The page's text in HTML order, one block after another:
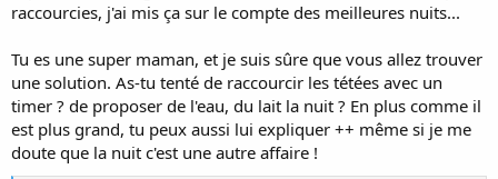
raccourcies, j'ai mis ça sur le compte des meilleures nuits...
Tu es une super maman, et je suis sûre que vous allez trouver
une solution. As-tu tenté de raccourcir les tétées avec un
timer ? de proposer de l'eau, du lait la nuit ? En plus comme il
est plus grand, tu peux aussi lui expliquer ++ même si je me
doute que la nuit c'est une autre affaire !